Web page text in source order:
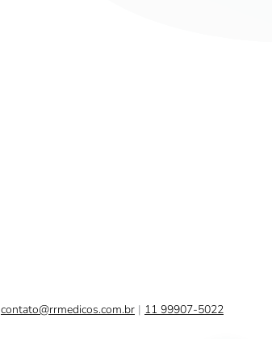
contato@rrmedicos.com.br | 11 99907-5022